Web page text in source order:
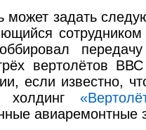
может задать
передачу
вертолётов
если известно,
холдинг
авиаремонтные